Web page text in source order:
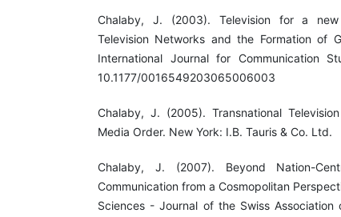
Chalaby, J. (2003). Television for a new
Television Networks and the Formation of
International Journal for Communication
10.1177/0016549203065006003
Chalaby, J. (2005). Transnational
Media Order. New York: I.B. Tauris & Co. Ltd.
Chalaby, J. (2007). Beyond Nation-
Communication from a Cosmopolitan
Sciences - Journal of the Swiss Association